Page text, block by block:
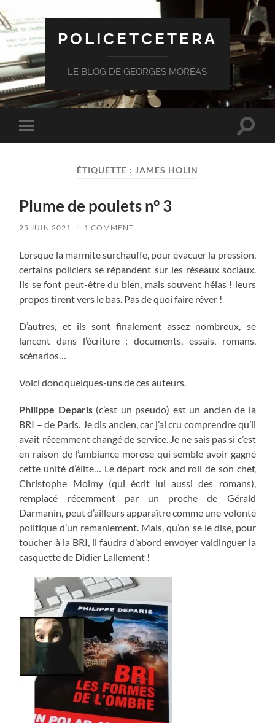
POLICETCETERA
LE BLOG DE GEORGES MORÉAS
Toggle
mobile
Toggle
ÉTIQUETTE : JAMES HOLIN
Plume de poulets n° 3
25 JUIN 2021 / 1 COMMENT
Lorsque la marmite surchauffe, pour évacuer la pression,
certains policiers se répandent sur les réseaux sociaux.
Ils se font peut-être du bien, mais souvent hélas ! leurs
propos tirent vers le bas. Pas de quoi faire rêver !
D’autres, et ils sont finalement assez nombreux, se
lancent dans l’écriture : documents, essais, romans,
scénarios…
Voici donc quelques-uns de ces auteurs.
Philippe Deparis(c’est un pseudo) est un ancien de la
BRI – de Paris. Je dis ancien, car j’ai cru comprendre qu’il
avait récemment changé de service. Je ne sais pas si c’est
en raison de l’ambiance morose qui semble avoir gagné
cette unité d’élite… Le départ rock and roll de son chef,
Christophe Molmy (qui écrit lui aussi des romans),
remplacé récemment par un proche de Gérald
Darmanin, peut d’ailleurs apparaître comme une volonté
politique d’un remaniement. Mais, qu’on se le dise, pour
toucher à la BRI, il faudra d’abord envoyer valdinguer la
casquette de Didier Lallement !